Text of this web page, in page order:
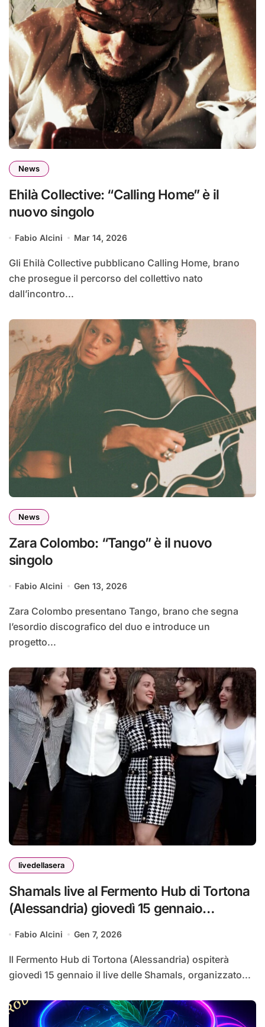
News
Ehilà Collective: “Calling Home” è il
nuovo singolo
Fabio Alcini Mar 14, 2026
Gli Ehilà Collective pubblicano Calling Home, brano
che prosegue il percorso del collettivo nato
dall’incontro...
News
Zara Colombo: “Tango” è il nuovo
singolo
Fabio Alcini Gen 13, 2026
Zara Colombo presentano Tango, brano che segna
l’esordio discografico del duo e introduce un
progetto...
livedellasera
Shamals live al Fermento Hub di Tortona
(Alessandria) giovedì 15 gennaio
Fabio Alcini Gen 7, 2026
Il Fermento Hub di Tortona (Alessandria) ospiterà
giovedì 15 gennaio il live delle Shamals, organizzato...